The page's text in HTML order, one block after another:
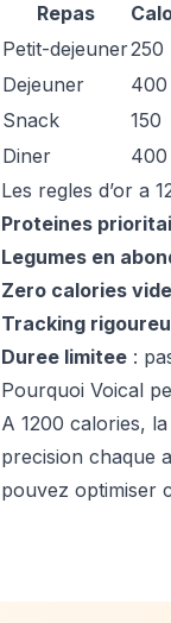
Repas
Petit-dejeuner250
Dejeuner
400
Snack
150
Diner
400
Les regles d’or a
Proteines
Legumes en
Zero calories
Tracking
Duree limitee :
Pourquoi Voical
A 1200 calories,
precision chaque
pouvez optimiser